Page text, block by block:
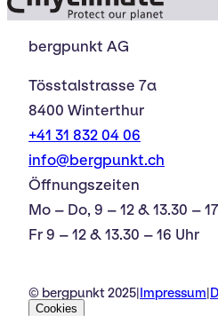
bergpunkt AG
Tösstalstrasse 7a
8400 Winterthur
+41 31 832 04 06
info@bergpunkt.ch
Öffnungszeiten
Mo – Do, 9 – 12 & 13.30 –
Fr 9 – 12 & 13.30 – 16 Uhr
© bergpunkt 2025 Impressum
Cookies